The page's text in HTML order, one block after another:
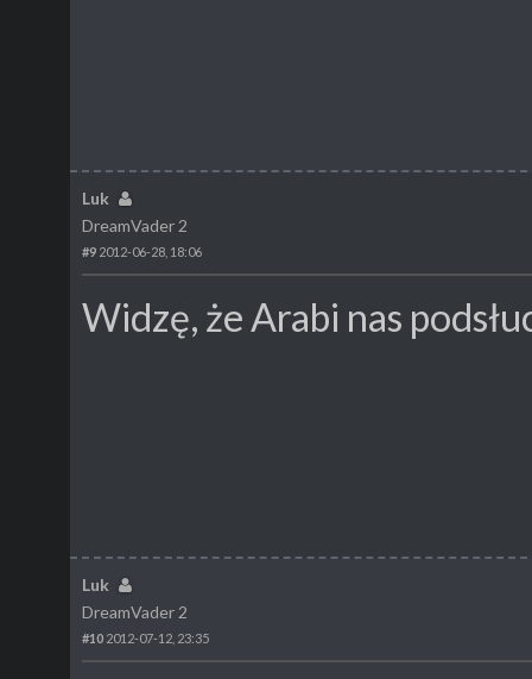
Luk
DreamVader 2
#9 2012-06-28, 18:06
Widzę, że Arabi nas
Luk
DreamVader 2
#10 2012-07-12, 23:35